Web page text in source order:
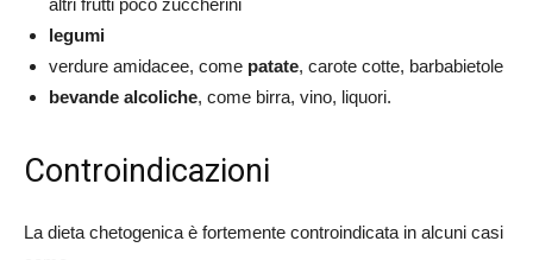
altri frutti poco zuccherini
legumi
verdure amidacee, come patate, carote cotte, barbabietole
bevande alcoliche, come birra, vino, liquori.
Controindicazioni
La dieta chetogenica è fortemente controindicata in alcuni casi